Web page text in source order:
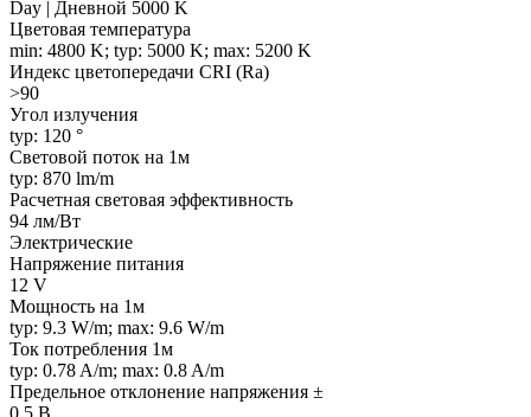
Day | Дневной 5000 K
Цветовая температура
min: 4800 K; typ: 5000 K; max: 5200 K
Индекс цветопередачи CRI (Ra)
>90
Угол излучения
typ: 120 °
Световой поток на 1м
typ: 870 lm/m
Расчетная световая эффективность
94 лм/Вт
Электрические
Напряжение питания
12 V
Мощность на 1м
typ: 9.3 W/m; max: 9.6 W/m
Ток потребления 1м
typ: 0.78 A/m; max: 0.8 A/m
Предельное отклонение напряжения ±